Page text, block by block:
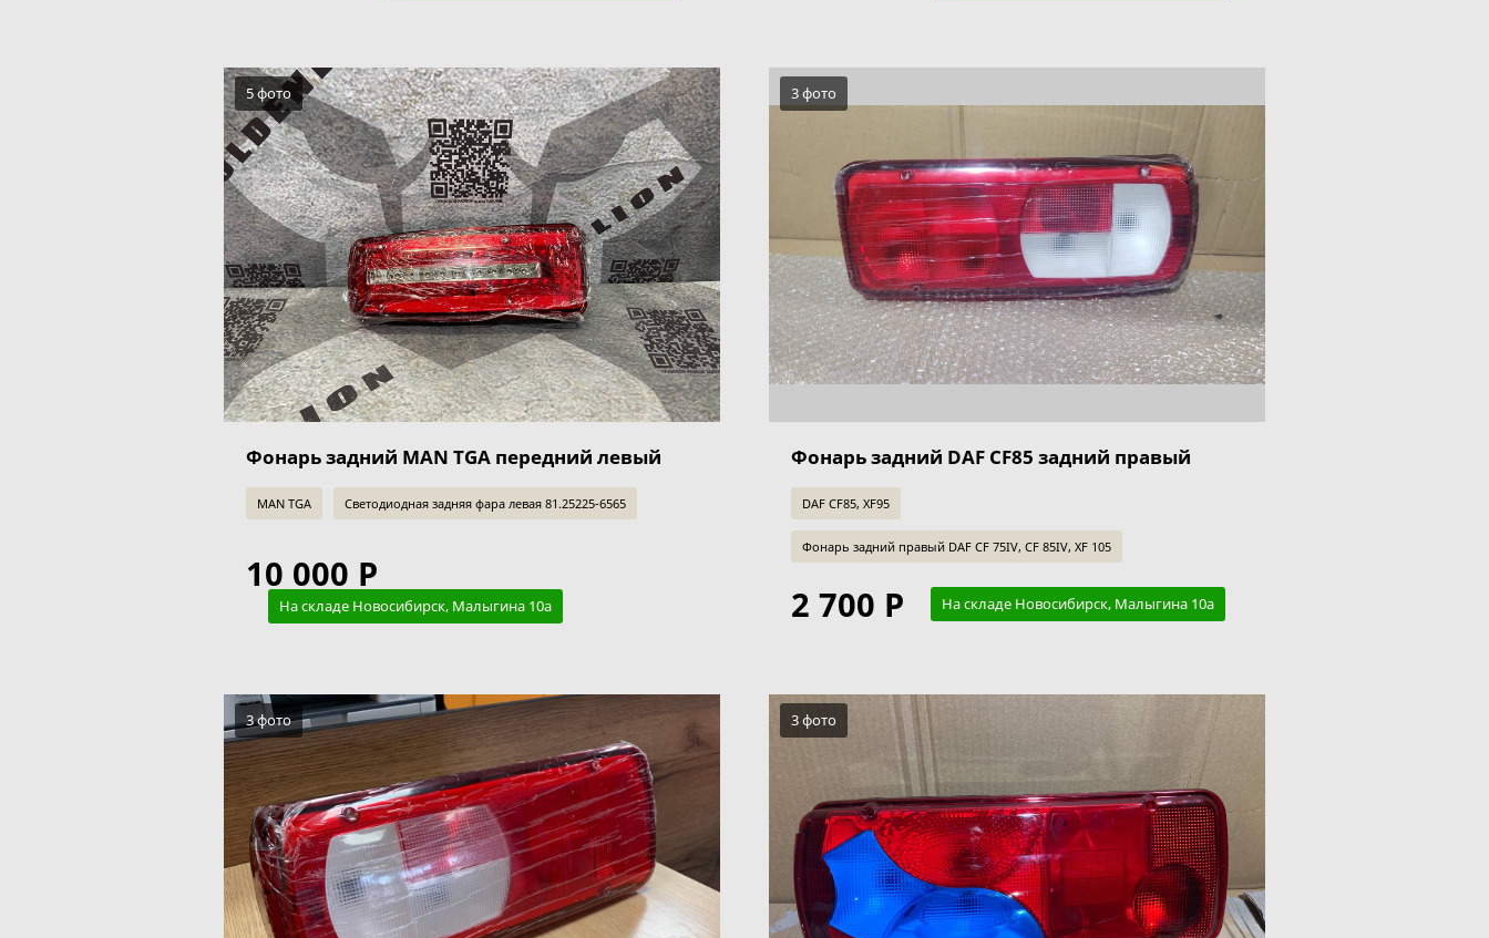
5 фото
Фонарь задний MAN TGA передний левый
MAN TGA Светодиодная задняя фара левая 81.25225-6565
10 000 Р
На складе Новосибирск, Малыгина 10а
3 фото
Фонарь задний DAF CF85 задний правый
DAF CF85, XF95
Фонарь задний правый DAF CF 75IV, CF 85IV, XF 105
2 700 Р На складе Новосибирск, Малыгина 10а
3 фото 3 фото